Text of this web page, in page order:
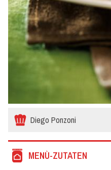
Diego Ponzoni
MENÙ-ZUTATEN